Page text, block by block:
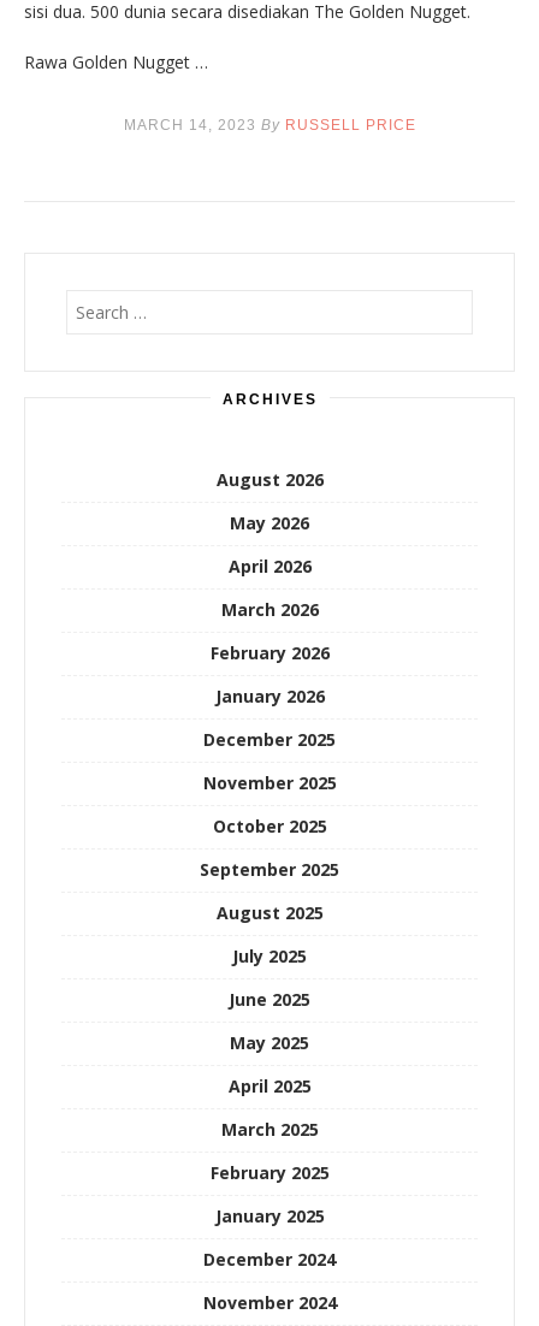
sisi dua. 500 dunia secara disediakan The Golden Nugget.
Rawa Golden Nugget …
MARCH 14, 2023 By RUSSELL PRICE
Search
for:
ARCHIVES
August 2026
May 2026
April 2026
March 2026
February 2026
January 2026
December 2025
November 2025
October 2025
September 2025
August 2025
July 2025
June 2025
May 2025
April 2025
March 2025
February 2025
January 2025
December 2024
November 2024